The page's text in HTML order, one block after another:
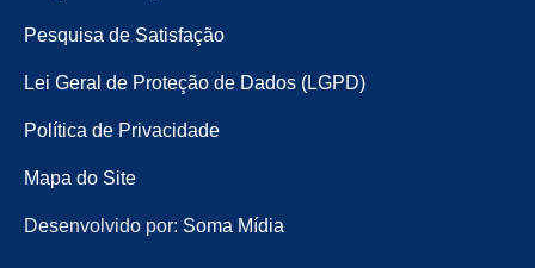
Pesquisa de Satisfação
Lei Geral de Proteção de Dados (LGPD)
Política de Privacidade
Mapa do Site
Desenvolvido por: Soma Mídia